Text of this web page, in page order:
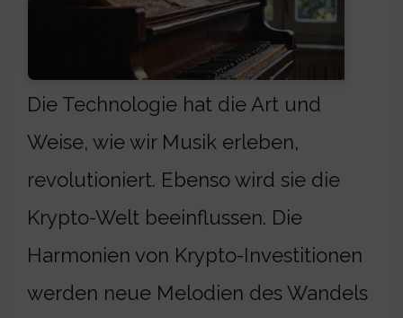
Die Technologie hat die Art und
Weise, wie wir Musik erleben,
revolutioniert. Ebenso wird sie die
Krypto-Welt beeinflussen. Die
Harmonien von Krypto-Investitionen
werden neue Melodien des Wandels